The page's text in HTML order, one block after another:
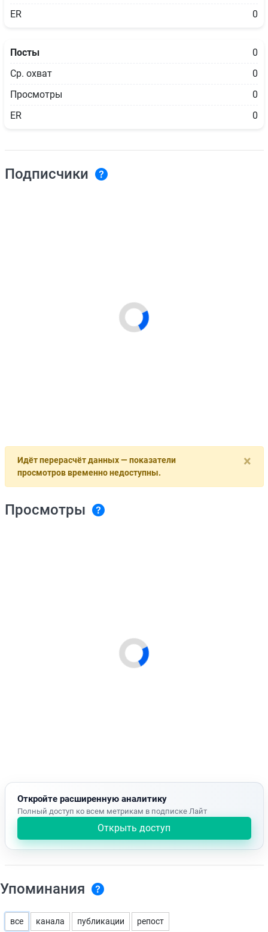
ER 0
Посты
0
Ср. охват
0
Просмотры
0
ER
0
Подписчики
×
Идёт перерасчёт данных — показатели
просмотров временно недоступны.
Просмотры
Откройте расширенную аналитику
Полный доступ ко всем метрикам в подписке Лайт
Открыть доступ
Упоминания
все канала публикации репост